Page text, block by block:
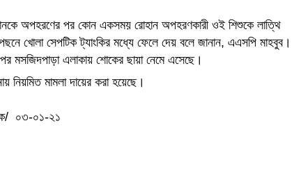
অপহরণের পর কোন একসময় রোহান অপহরণকারী ওই শিশুকে লাত্থি
খোলা সেপটিক ট্যাংকির মধ্যে ফেলে দেয় বলে জানান, এএসপি মাহবুব।
মসজিদপাড়া এলাকায় শোকের ছায়া নেমে এসেছে।
নিয়মিত মামলা দায়ের করা হয়েছে।
০৩-০১-২১